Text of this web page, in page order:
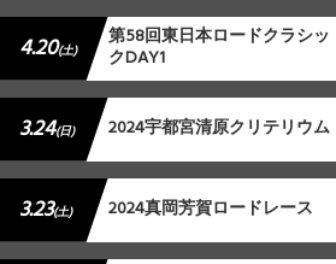
4.20(土) 第58回東日本ロードクラシッ
クDAY1
3.24(日) 2024宇都宮清原クリテリウム
3.23(土) 2024真岡芳賀ロードレース